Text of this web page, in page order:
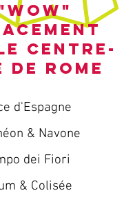
centre-
Rome
d'Espagne
& Navone
dei Fiori
& Colisée